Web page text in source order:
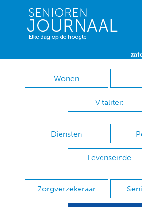
Wonen
Vitaliteit
Diensten
Levenseinde
Zorgverzekeraar